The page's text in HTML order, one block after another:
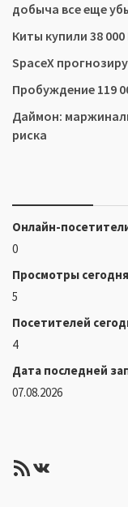
добыча все еще
Киты купили 38
SpaceX
Пробуждение 119
Даймон:
риска
Онлайн-
0
Просмотры
5
Посетителей
4
Дата последней
07.08.2026
RSS-лентаВКонтакте